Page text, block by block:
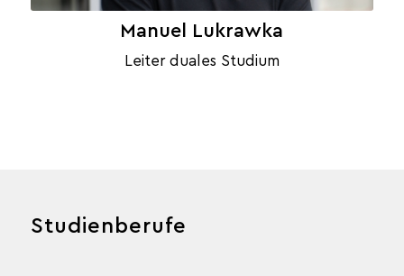
Manuel Lukrawka
Leiter duales Studium
Studienberufe